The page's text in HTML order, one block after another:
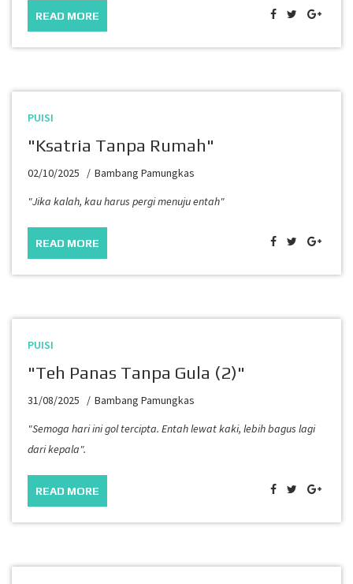
READ MORE
PUISI
"Ksatria Tanpa Rumah"
02/10/2025
Bambang Pamungkas
"Jika kalah, kau harus pergi menuju entah"
READ MORE
PUISI
"Teh Panas Tanpa Gula (2)"
31/08/2025
Bambang Pamungkas
"Semoga hari ini gol tercipta. Entah lewat kaki, lebih bagus lagi
dari kepala".
READ MORE